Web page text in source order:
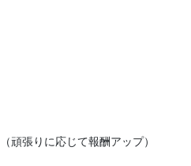
頑張りに応じて報酬アップ）